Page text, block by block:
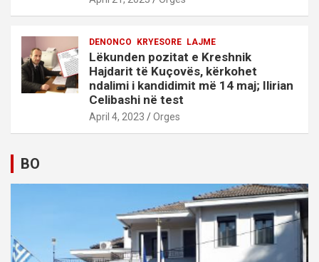
DENONCO KRYESORE LAJME
Lëkunden pozitat e Kreshnik
Hajdarit të Kuçovës, kërkohet
ndalimi i kandidimit më 14 maj; Ilirian
Celibashi në test
April 4, 2023 Orges
BO